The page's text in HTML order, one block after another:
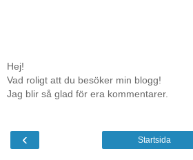
Hej!
Vad roligt att du besöker min blogg!
Jag blir så glad för era kommentarer.
‹ Startsida